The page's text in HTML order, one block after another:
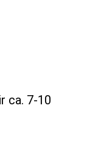
ca. 7-10